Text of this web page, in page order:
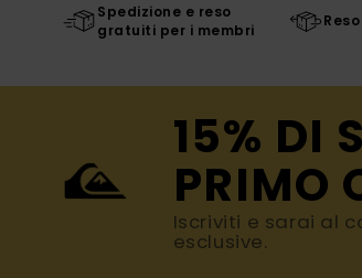
Spedizione e reso
gratuiti per i membri
15% DI
PRIMO
Iscriviti e sarai al
esclusive.